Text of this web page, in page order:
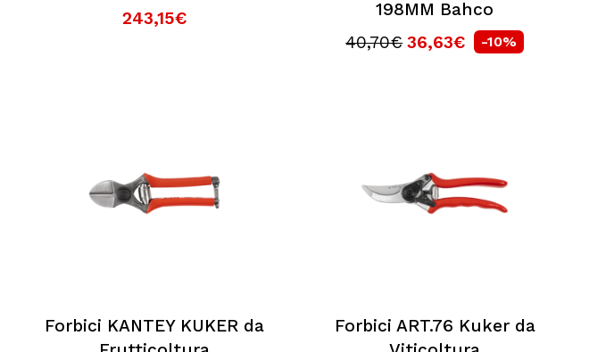
243,15€
198MM Bahco
40,70€ 36,63€ -10%
Forbici KANTEY KUKER da
Forbici ART.76 Kuker da